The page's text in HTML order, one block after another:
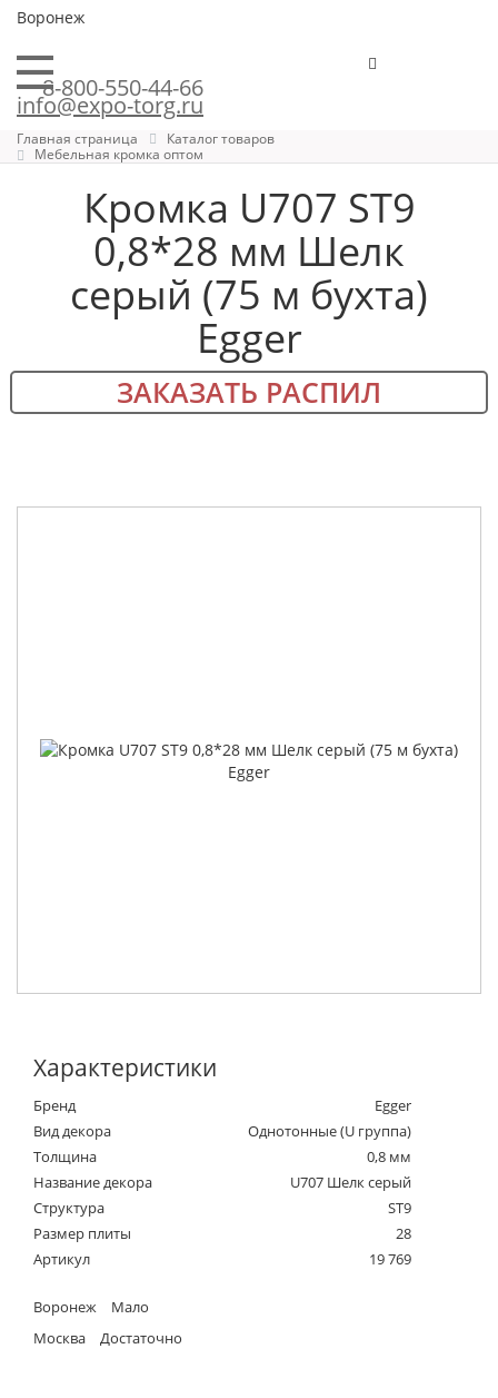
Воронеж
8-800-550-44-66
info@expo-torg.ru
Главная страница
Каталог товаров
Мебельная кромка оптом
Кромка U707 ST9
0,8*28 мм Шелк
серый (75 м бухта)
Egger
ЗАКАЗАТЬ РАСПИЛ
Характеристики
Бренд
Egger
Вид декора
Однотонные (U группа)
Толщина
0,8 мм
Название декора
U707 Шелк серый
Структура
ST9
Размер плиты
28
Артикул
19 769
Воронеж
Мало
Москва
Достаточно